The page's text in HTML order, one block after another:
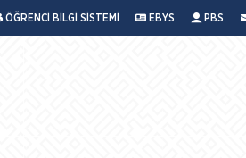
ÖĞRENCİ BİLGİ SİSTEMİ EBYS PBS